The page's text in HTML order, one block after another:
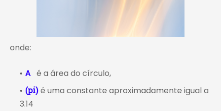
onde:
A é a área do círculo,
(pi) é uma constante aproximadamente igual a
3.14